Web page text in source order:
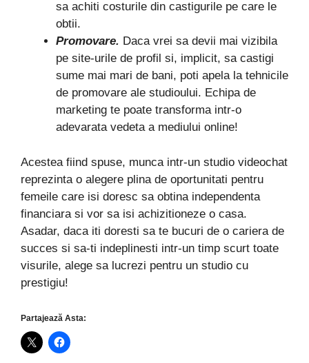
sa achiti costurile din castigurile pe care le
obtii.
Promovare. Daca vrei sa devii mai vizibila
pe site-urile de profil si, implicit, sa castigi
sume mai mari de bani, poti apela la tehnicile
de promovare ale studioului. Echipa de
marketing te poate transforma intr-o
adevarata vedeta a mediului online!
Acestea fiind spuse, munca intr-un studio videochat
reprezinta o alegere plina de oportunitati pentru
femeile care isi doresc sa obtina independenta
financiara si vor sa isi achizitioneze o casa.
Asadar, daca iti doresti sa te bucuri de o cariera de
succes si sa-ti indeplinesti intr-un timp scurt toate
visurile, alege sa lucrezi pentru un studio cu
prestigiu!
Partajează Asta: